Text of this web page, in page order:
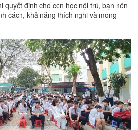
quyết định cho con học nội trú, bạn nên
cách, khả năng thích nghi và mong